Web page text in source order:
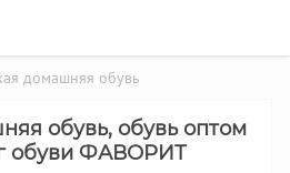
домашняя обувь
обувь, обувь оптом
обуви ФАВОРИТ